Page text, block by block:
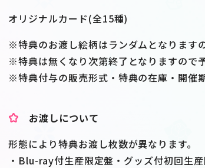
オリジナルカード(全15種)
※特典のお渡し絵柄はランダムとなります
※特典は無くなり次第終了となりますので
※特典付与の販売形式・特典の在庫・開催
お渡しについて
形態により特典お渡し枚数が異なります。
・Blu-ray付生産限定盤・グッズ付初回生